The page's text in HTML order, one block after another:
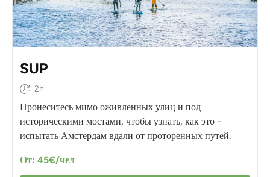
SUP
2h
Пронеситесь мимо оживленных улиц и под
историческими мостами, чтобы узнать, как это -
испытать Амстердам вдали от проторенных путей.
От: 45€/чел